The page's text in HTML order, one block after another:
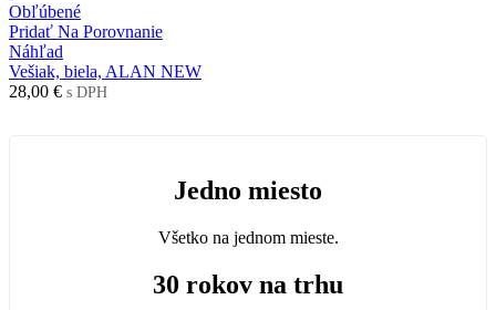
Obľúbené
Pridať Na Porovnanie
Náhľad
Vešiak, biela, ALAN NEW
28,00 € s DPH
Jedno miesto
Všetko na jednom mieste.
30 rokov na trhu